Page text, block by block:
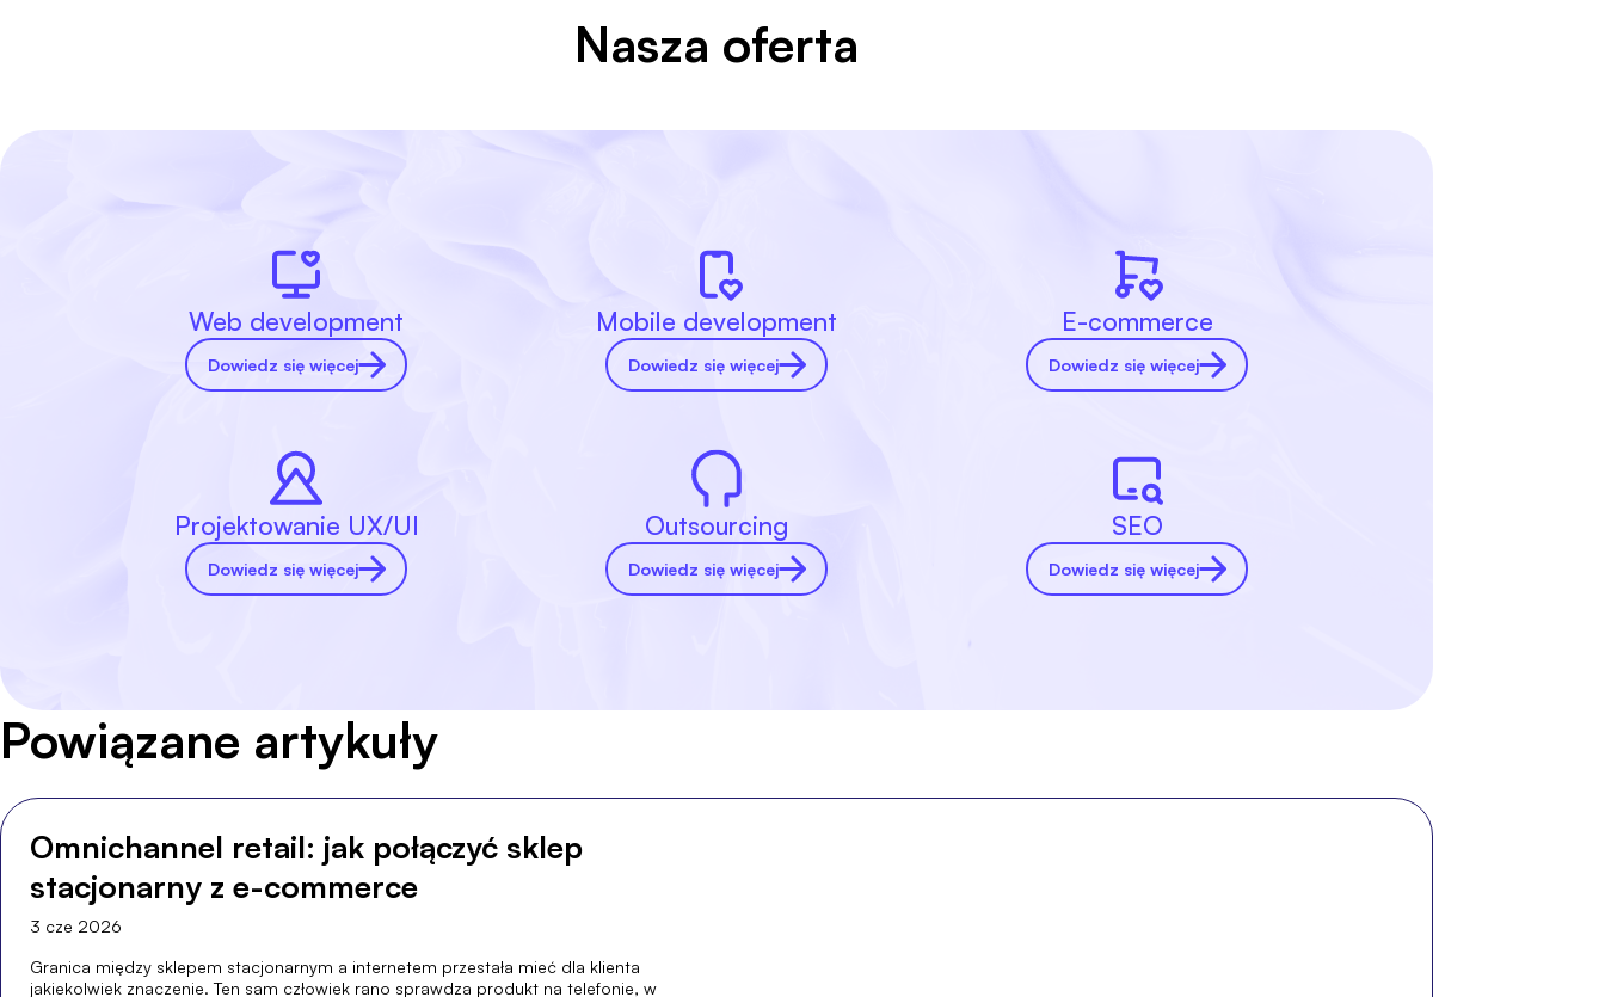
Nasza oferta
Web development
Dowiedz się więcej
Mobile development
Dowiedz się więcej
E-commerce
Dowiedz się więcej
Projektowanie UX/UI
Dowiedz się więcej
Outsourcing
Dowiedz się więcej
SEO
Dowiedz się więcej
Powiązane artykuły
Omnichannel retail: jak połączyć sklep
stacjonarny z e-commerce
3 cze 2026
Granica między sklepem stacjonarnym a internetem przestała mieć dla klienta
jakiekolwiek znaczenie. Ten sam człowiek rano sprawdza produkt na telefonie, w